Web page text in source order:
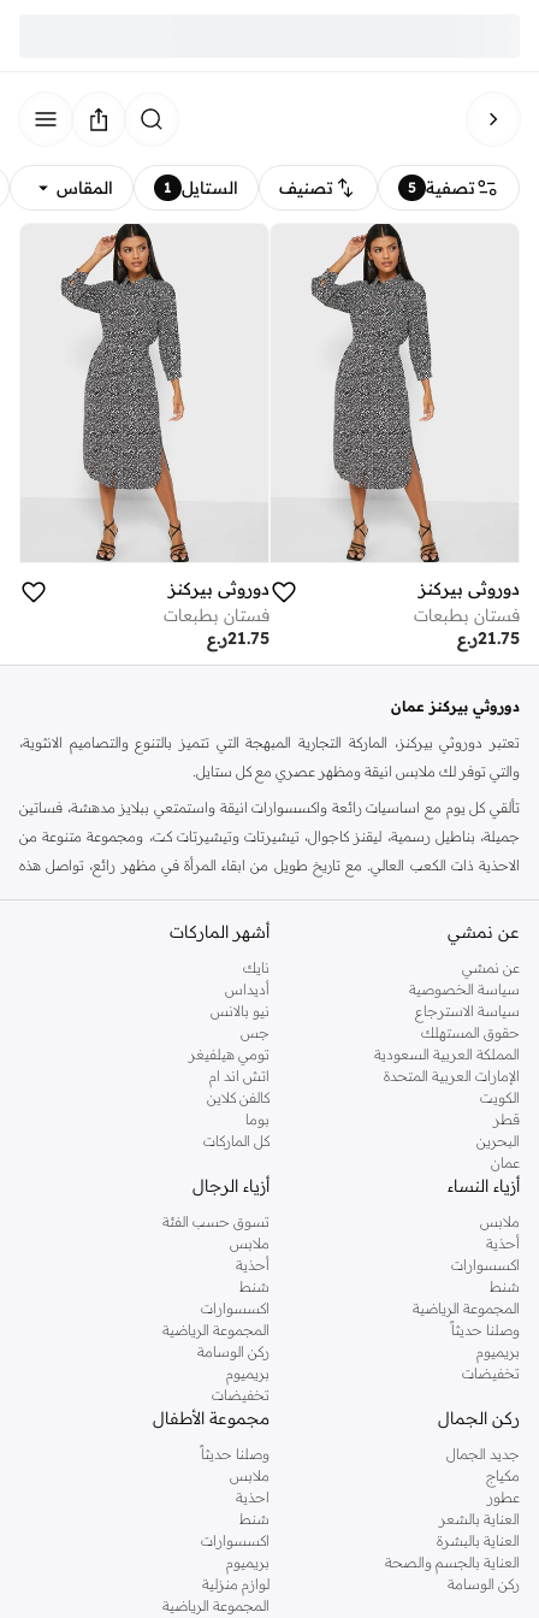
تصفية 5 تصنيف الستايل 1 المقاس
دوروثي بيركنز
فستان بطبعات
ر.ع21.75
دوروثي بيركنز
فستان بطبعات
ر.ع21.75
دوروثي بيركنز عمان
تعتبر دوروثي بيركنز، الماركة التجارية المبهجة التي تتميز بالتنوع والتصاميم الانثوية،
والتي توفر لك ملابس انيقة ومظهر عصري مع كل ستايل.
تألقي كل يوم مع اساسيات رائعة واكسسوارات انيقة واستمتعي ببلايز مدهشة، فساتين
جميلة، بناطيل رسمية، ليقنز كاجوال، تيشيرتات وتيشيرتات كت، ومجموعة متنوعة من
الاحذية ذات الكعب العالي. مع تاريخ طويل من ابقاء المرأة في مظهر رائع، تواصل هذه
كنت تقومين بتجديد خزانة ملابسك الملائمة للعمل، البحث عن فستان مثالي للحفلات او
اليه.
تسوقي دوروثي بيركنز اون لاين مسقط
تسوقي دوروثي بيركنز اون لاين من نمشي واستمتعي باكثر من الف ستايل من مجموعة
دوروثي بيركنز الشهيرة. تصفحي المجموعة كاملة في متجر دوروثي بيركنز اون لاين او
استخدمي القائمة لتحديد تجربة تسوق دوروثي بيركنز اون لاين. خدمة التوصيل السريعة
والدعم الاستثنائي يضمن لك تجربة تسوق ممتعة دائما مع نمشي.
عن نمشي
عن نمشي
سياسة الخصوصية
سياسة الاسترجاع
حقوق المستهلك
المملكة العربية السعودية
الإمارات العربية المتحدة
الكويت
قطر
البحرين
عمان
أشهر الماركات
نايك
أديداس
نيو بالانس
جس
تومي هيلفيغر
اتش اند ام
كالفن كلاين
بوما
كل الماركات
أزياء النساء
ملابس
أحذية
اكسسوارات
شنط
المجموعة الرياضية
وصلنا حديثاً
بريميوم
تخفيضات
أزياء الرجال
تسوق حسب الفئة
ملابس
أحذية
شنط
اكسسوارات
المجموعة الرياضية
ركن الوسامة
بريميوم
تخفيضات
ركن الجمال
جديد الجمال
مكياج
عطور
العناية بالشعر
العناية بالبشرة
العناية بالجسم والصحة
ركن الوسامة
مجموعة الأطفال
وصلنا حديثاً
ملابس
احذية
شنط
اكسسوارات
بريميوم
لوازم منزلية
المجموعة الرياضية